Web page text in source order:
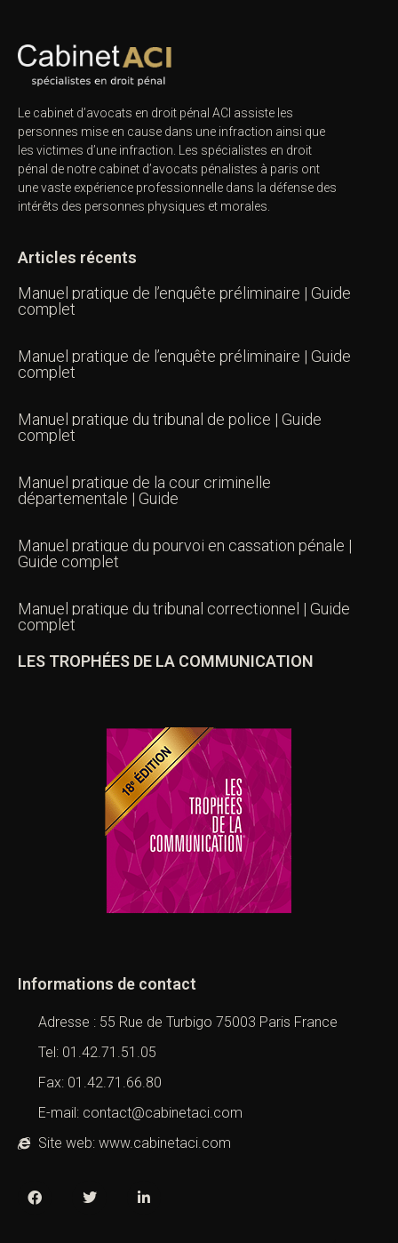
Le cabinet d’avocats en droit pénal ACI assiste les
personnes mise en cause dans une infraction ainsi que
les victimes d’une infraction. Les spécialistes en droit
pénal de notre cabinet d’avocats pénalistes à paris ont
une vaste expérience professionnelle dans la défense des
intérêts des personnes physiques et morales.
Articles récents
Manuel pratique de l’enquête préliminaire | Guide
complet
Manuel pratique de l’enquête préliminaire | Guide
complet
Manuel pratique du tribunal de police | Guide
complet
Manuel pratique de la cour criminelle
départementale | Guide
Manuel pratique du pourvoi en cassation pénale |
Guide complet
Manuel pratique du tribunal correctionnel | Guide
complet
LES TROPHÉES DE LA COMMUNICATION
Informations de contact
Adresse : 55 Rue de Turbigo 75003 Paris France
Tel: 01.42.71.51.05
Fax: 01.42.71.66.80
E-mail: contact@cabinetaci.com
Site web: www.cabinetaci.com